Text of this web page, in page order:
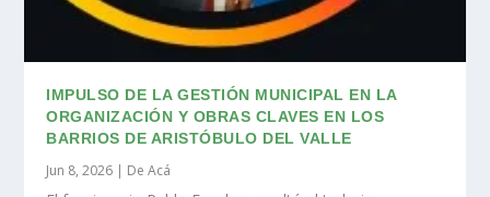
IMPULSO DE LA GESTIÓN MUNICIPAL EN LA
ORGANIZACIÓN Y OBRAS CLAVES EN LOS
BARRIOS DE ARISTÓBULO DEL VALLE
Jun 8, 2026 | De Acá